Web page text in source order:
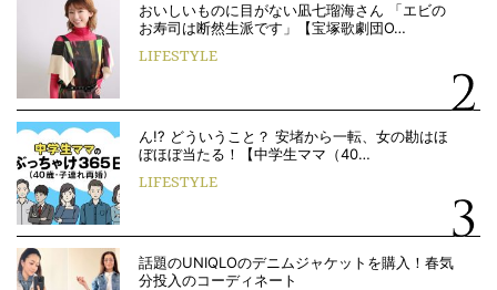
おいしいものに目がない凪七瑠海さん 「エビの
お寿司は断然生派です」【宝塚歌劇団O…
LIFESTYLE
ん!? どういうこと？ 安堵から一転、女の勘はほ
ぼほぼ当たる！【中学生ママ（40…
LIFESTYLE
話題のUNIQLOのデニムジャケットを購入！春気
分投入のコーディネート